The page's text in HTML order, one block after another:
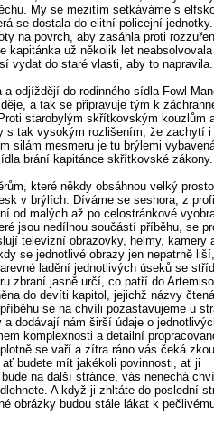
My se mezitím setkáváme s
se dostala do elitní policejní
na povrch, aby zasáhla proti
kapitánka už několik let neabsolvovala
vydat do staré vlasti, aby to napravila.
odjíždějí do rodinného sídla Fowl
a tak se připravuje tým k
starobylým skřítkovským kouzlům
s tak vysokým rozlišením, že zachytí i
silám mesmeru je tu brýlemi
brání kapitánce skřítkovské zákony.
které někdy obsáhnou velký
v brýlích. Díváme se seshora, z
od malých až po celostránkové
jsou nedílnou součástí příběhu, se
televizní obrazovky, helmy, kamery
se jednotlivé obrazy jen nepatrně
ladění jednotlivých úseků se
zbraní jasně určí, co patří do
do devíti kapitol, jejichž názvy
se na chvíli pozastavujeme u
dodávají nám širší údaje o
komplexnosti a detailní
se vaří a zítra ráno vás čeká
budete mít jakékoli povinnosti, ať ji
na další stránce, vás nenechá
A když ji zhltáte do poslední
obrázky budou stále lákat k